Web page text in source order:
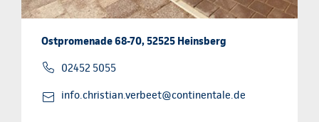
Ostpromenade 68-70, 52525 Heinsberg
02452 5055
info.christian.verbeet@continentale.de